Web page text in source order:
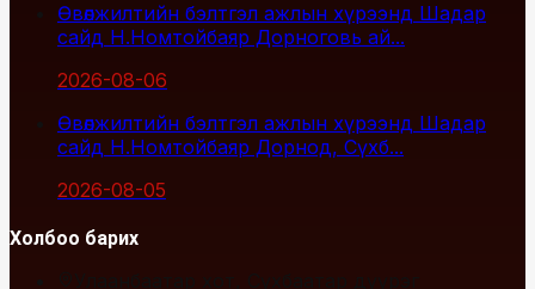
Өвөлжилтийн бэлтгэл ажлын хүрээнд Шадар
сайд Н.Номтойбаяр Дорноговь ай...
2026-08-06
Өвөлжилтийн бэлтгэл ажлын хүрээнд Шадар
сайд Н.Номтойбаяр Дорнод, Сүхб...
2026-08-05
Холбоо барих